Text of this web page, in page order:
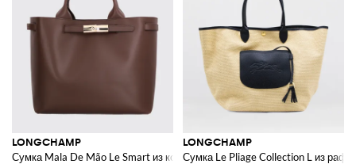
LONGCHAMP
Сумка Mala De Mão Le Smart из кожи
LONGCHAMP
Сумка Le Pliage Collection L из